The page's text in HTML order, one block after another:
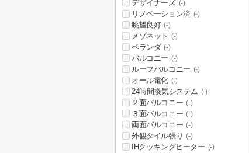
デザイナーズ (-)
リノベーション済 (-)
眺望良好 (-)
メゾネット (-)
ベランダ (-)
バルコニー (-)
ルーフバルコニー (-)
オール電化 (-)
24時間換気システム (-)
２面バルコニー (-)
３面バルコニー (-)
両面バルコニー (-)
外観タイル張り (-)
IHクッキングヒーター (-)